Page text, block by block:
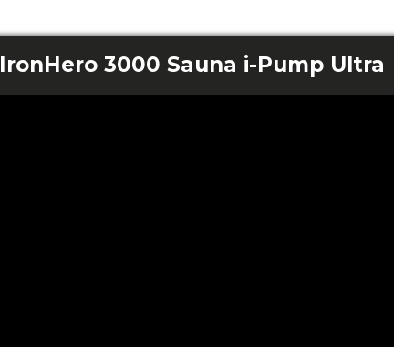
IronHero 3000 Sauna i-Pump Ultra